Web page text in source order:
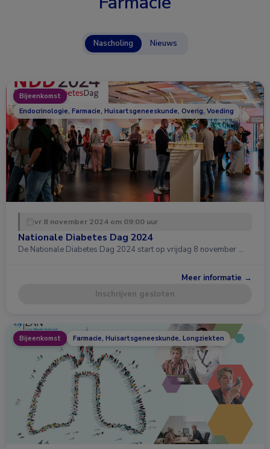
Nascholing Nieuws
Bijeenkomst
Endocrinologie, Farmacie, Huisartsgeneeskunde, Overig, Voeding
vr 8 november 2024 om 09:00 uur
Nationale Diabetes Dag 2024
De Nationale Diabetes Dag 2024 start op vrijdag 8 november …
Meer informatie →
Inschrijven gesloten
Bijeenkomst Farmacie, Huisartsgeneeskunde, Longziekten